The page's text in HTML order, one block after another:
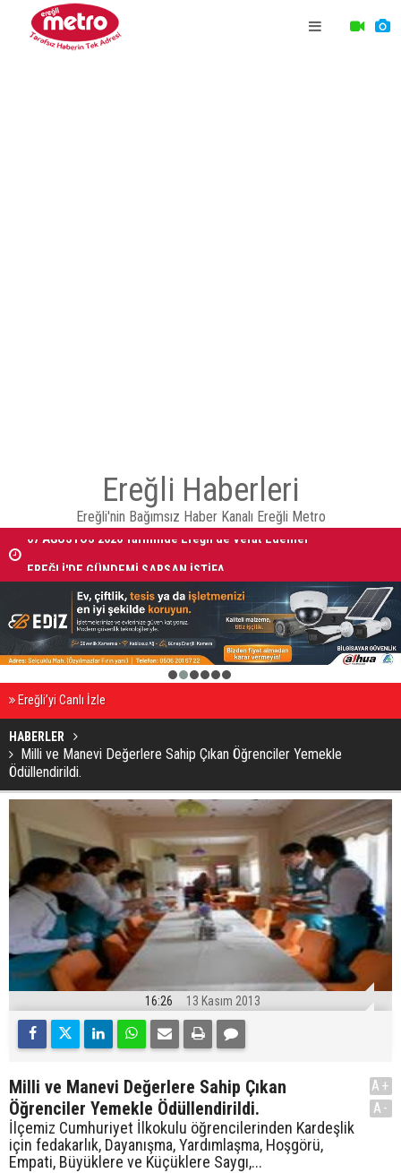
Ereğli Haberleri
Ereğli'nin Bağımsız Haber Kanalı Ereğli Metro
07 AĞUSTOS 2026 Tarihinde Ereğli’de Vefat Edenler
2 3 4 5 6
Ereğli’yi Canlı İzle
HABERLER
Milli ve Manevi Değerlere Sahip Çıkan Öğrenciler Yemekle
Ödüllendirildi.
16:26 13 Kasım 2013
Milli ve Manevi Değerlere Sahip Çıkan
Öğrenciler Yemekle Ödüllendirildi.
İlçemiz Cumhuriyet İlkokulu öğrencilerinden Kardeşlik
için fedakarlık, Dayanışma, Yardımlaşma, Hoşgörü,
Empati, Büyüklere ve Küçüklere Saygı,...
A+
A-